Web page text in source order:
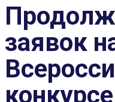
заявок